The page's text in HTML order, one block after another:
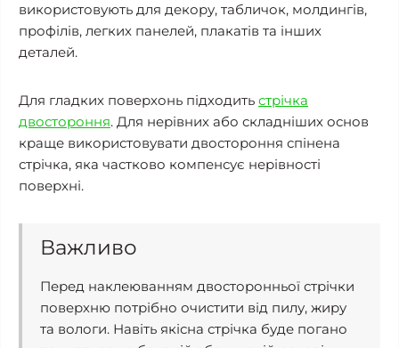
використовують для декору, табличок, молдингів,
профілів, легких панелей, плакатів та інших
деталей.
Для гладких поверхонь підходить стрічка
двостороння. Для нерівних або складніших основ
краще використовувати двостороння спінена
стрічка, яка частково компенсує нерівності
поверхні.
Важливо
Перед наклеюванням двосторонньої стрічки
поверхню потрібно очистити від пилу, жиру
та вологи. Навіть якісна стрічка буде погано